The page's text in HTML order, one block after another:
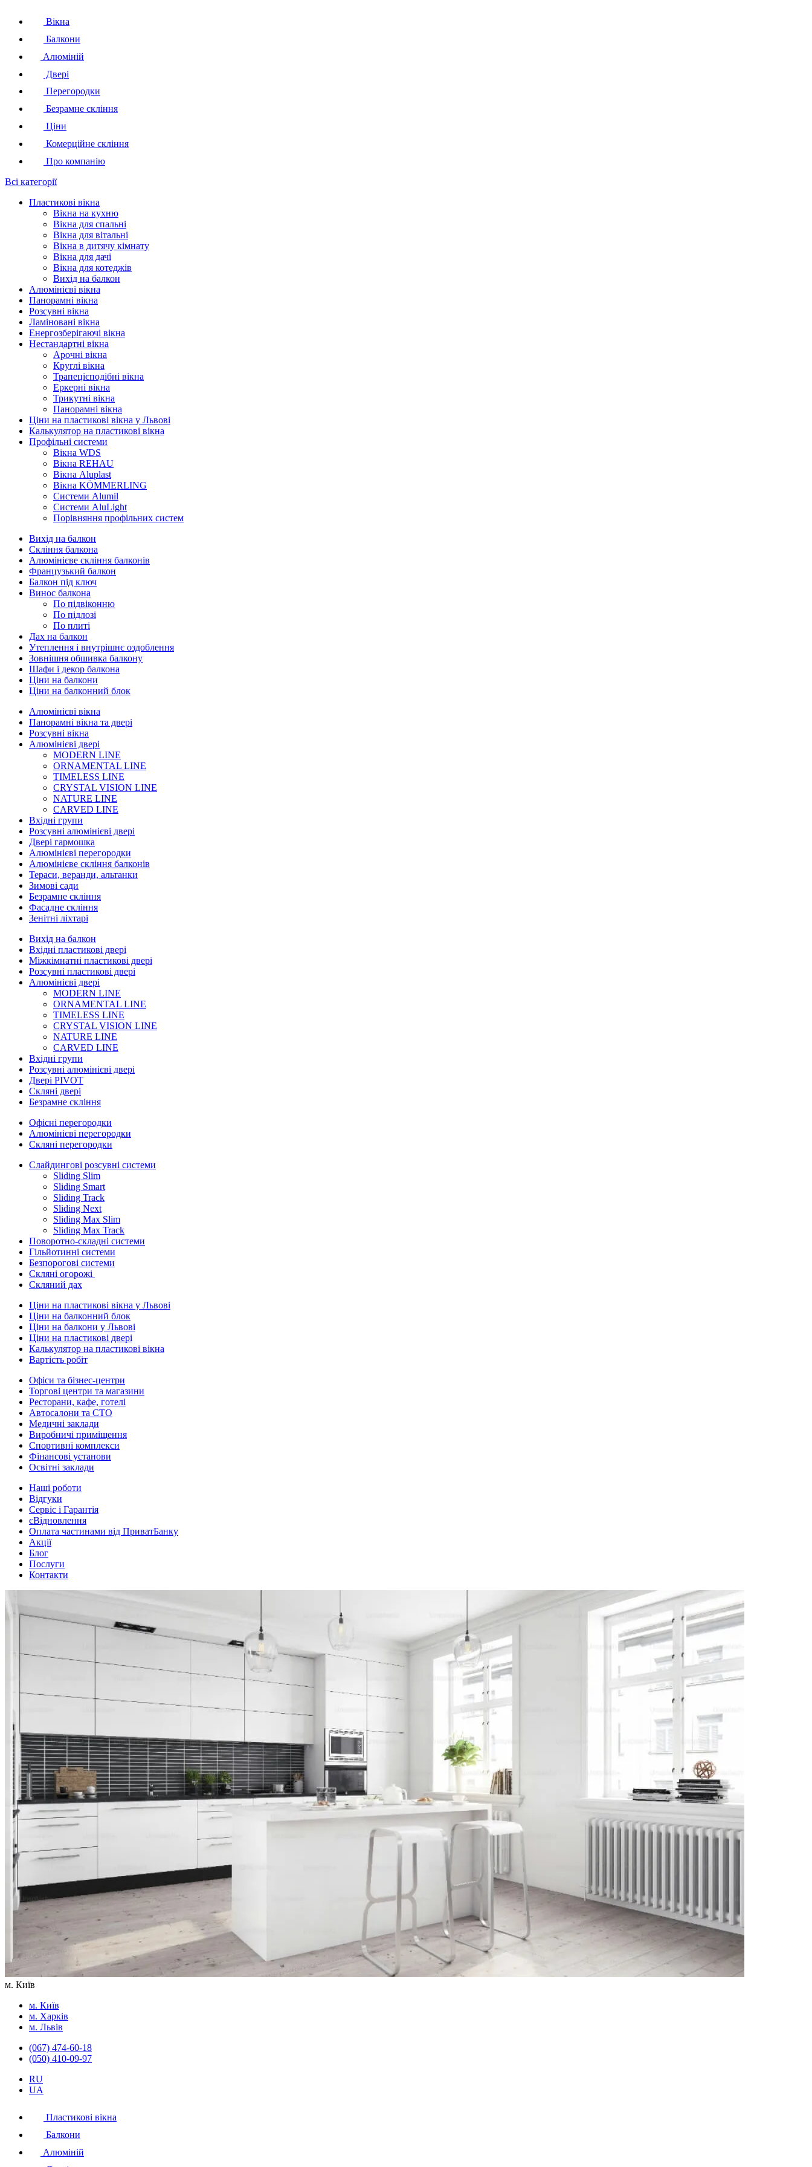
Вікна
Балкони
Алюміній
Двері
Перегородки
Безрамне скління
Ціни
Комерційне скління
Про компанію
Всі категорії
Пластикові вікна
Вікна на кухню
Вікна для спальні
Вікна для вітальні
Вікна в дитячу кімнату
Вікна для дачі
Вікна для котеджів
Вихід на балкон
Алюмінієві вікна
Панорамні вікна
Розсувні вікна
Ламіновані вікна
Енергозберігаючі вікна
Нестандартні вікна
Арочні вікна
Круглі вікна
Трапецієподібні вікна
Еркерні вікна
Трикутні вікна
Панорамні вікна
Ціни на пластикові вікна у Львові
Калькулятор на пластикові вікна
Профільні системи
Вікна WDS
Вікна REHAU
Вікна Aluplast
Вікна KÖMMERLING
Cистеми Alumil
Системи AluLight
Порівняння профільних систем
Вихід на балкон
Скління балкона
Алюмінієве скління балконів
Французький балкон
Балкон під ключ
Винос балкона
По підвіконню
По підлозі
По плиті
Дах на балкон
Утеплення і внутрішнє оздоблення
Зовнішня обшивка балкону
Шафи і декор балкона
Ціни на балкони
Ціни на балконний блок
Алюмінієві вікна
Панорамні вікна та двері
Розсувні вікна
Алюмінієві двері
MODERN LINE
ORNAMENTAL LINE
TIMELESS LINE
CRYSTAL VISION LINE
NATURE LINE
CARVED LINE
Вхідні групи
Розсувні алюмінієві двері
Двері гармошка
Алюмінієві перегородки
Алюмінієве скління балконів
Тераси, веранди, альтанки
Зимові сади
Безрамне скління
Фасадне скління
Зенітні ліхтарі
Вихід на балкон
Вхідні пластикові двері
Міжкімнатні пластикові двері
Розсувні пластикові двері
Алюмінієві двері
MODERN LINE
ORNAMENTAL LINE
TIMELESS LINE
CRYSTAL VISION LINE
NATURE LINE
CARVED LINE
Вхідні групи
Розсувні алюмінієві двері
Двері PIVOT
Скляні двері
Безрамне скління
Офісні перегородки
Алюмінієві перегородки
Скляні перегородки
Слайдингові розсувні системи
Sliding Slim
Sliding Smart
Sliding Track
Sliding Next
Sliding Max Slim
Sliding Max Track
Поворотно-складні системи
Гільйотинні системи
Безпорогові системи
Скляні огорожі
Скляний дах
Ціни на пластикові вікна у Львові
Ціни на балконний блок
Ціни на балкони у Львові
Ціни на пластикові двері
Калькулятор на пластикові вікна
Вартість робіт
Офіси та бізнес-центри
Торгові центри та магазини
Ресторани, кафе, готелі
Автосалони та СТО
Медичні заклади
Виробничі приміщення
Спортивні комплекси
Фінансові установи
Освітні заклади
Наші роботи
Відгуки
Сервіс і Гарантія
єВідновлення
Оплата частинами від ПриватБанку
Акції
Блог
Послуги
Контакти
м. Київ
м. Київ
м. Харків
м. Львів
(067) 474-60-18
(050) 410-09-97
RU
UA
Пластикові вікна
Балкони
Алюміній